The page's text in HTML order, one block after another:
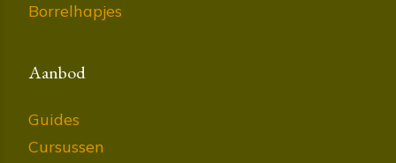
Borrelhapjes
Aanbod
Guides
Cursussen